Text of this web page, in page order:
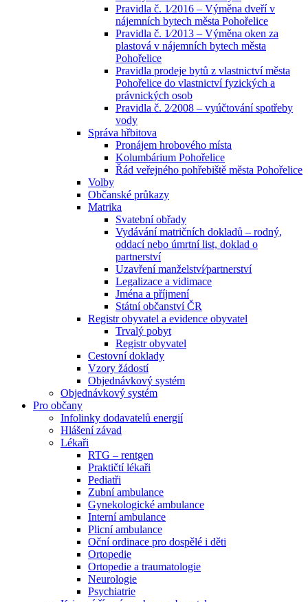
Pravidla č. 1⁄2016 – Výměna dveří v
nájemních bytech města Pohořelice
Pravidla č. 1⁄2013 – Výměna oken za
plastová v nájemních bytech města
Pohořelice
Pravidla prodeje bytů z vlastnictví města
Pohořelice do vlastnictví fyzických a
právnických osob
Pravidla č. 2⁄2008 – vyúčtování spotřeby
vody
Správa hřbitova
Pronájem hrobového místa
Kolumbárium Pohořelice
Řád veřejného pohřebiště města Pohořelice
Volby
Občanské průkazy
Matrika
Svatební obřady
Vydávání matričních dokladů – rodný,
oddací nebo úmrtní list, doklad o
partnerství
Uzavření manželství⁄partnerství
Legalizace a vidimace
Jména a příjmení
Státní občanství ČR
Registr obyvatel a evidence obyvatel
Trvalý pobyt
Registr obyvatel
Cestovní doklady
Vzory žádostí
Objednávkový systém
Objednávkový systém
Pro občany
Infolinky dodavatelů energií
Hlášení závad
Lékaři
RTG – rentgen
Praktičtí lékaři
Pediatři
Zubní ambulance
Gynekologické ambulance
Interní ambulance
Plicní ambulance
Oční ordinace pro dospělé i děti
Ortopedie
Ortopedie a traumatologie
Neurologie
Psychiatrie